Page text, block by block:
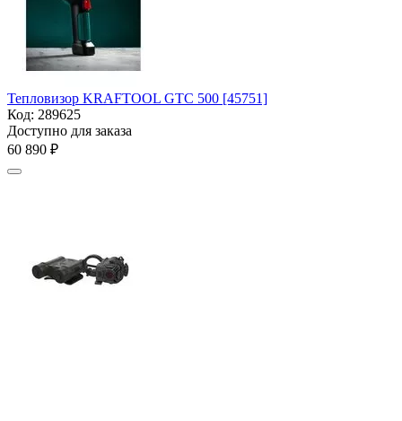
Тепловизор KRAFTOOL GTC 500 [45751]
Код: 289625
Доступно для заказа
60 890 ₽